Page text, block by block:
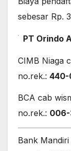
sebesar Rp.
PT Orindo
CIMB Niaga
no.rek.: 440-
BCA cab
no.rek.:
Bank